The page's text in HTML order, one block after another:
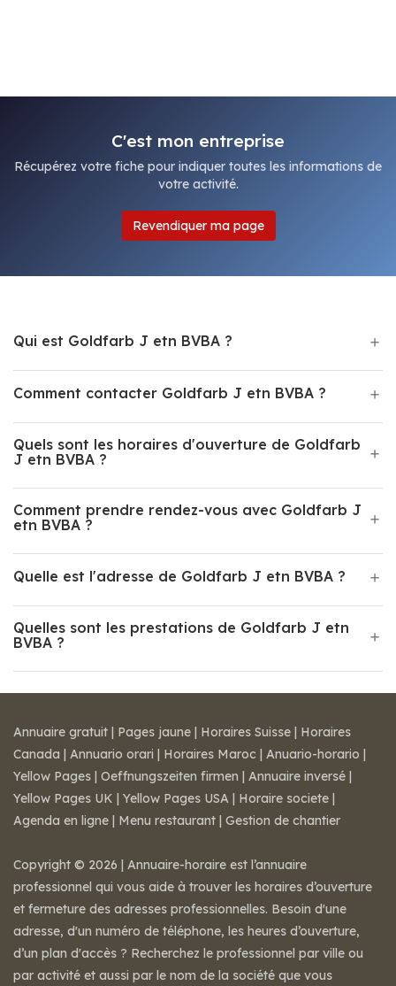
C'est mon entreprise
Récupérez votre fiche pour indiquer toutes les informations de
votre activité.
Revendiquer ma page
Qui est Goldfarb J etn BVBA ?
Comment contacter Goldfarb J etn BVBA ?
Quels sont les horaires d'ouverture de Goldfarb
J etn BVBA ?
Comment prendre rendez-vous avec Goldfarb J
etn BVBA ?
Quelle est l'adresse de Goldfarb J etn BVBA ?
Quelles sont les prestations de Goldfarb J etn
BVBA ?
Annuaire gratuit | Pages jaune | Horaires Suisse | Horaires
Canada | Annuario orari | Horaires Maroc | Anuario-horario |
Yellow Pages | Oeffnungszeiten firmen | Annuaire inversé |
Yellow Pages UK | Yellow Pages USA | Horaire societe |
Agenda en ligne | Menu restaurant | Gestion de chantier
Copyright © 2026 | Annuaire-horaire est l’annuaire
professionnel qui vous aide à trouver les horaires d’ouverture
et fermeture des adresses professionnelles. Besoin d'une
adresse, d'un numéro de téléphone, les heures d’ouverture,
d’un plan d'accès ? Recherchez le professionnel par ville ou
par activité et aussi par le nom de la société que vous